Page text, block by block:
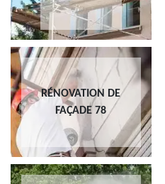
RÉNOVATION DE
FAÇADE 78